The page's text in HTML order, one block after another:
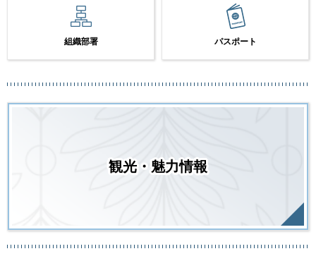
組織部署 パスポート
観光・魅力情報